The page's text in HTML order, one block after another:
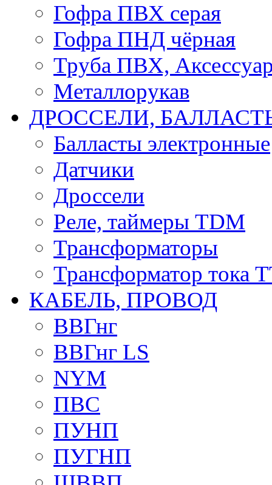
Гофра ПВХ серая
Гофра ПНД чёрная
Труба ПВХ,
Металлорукав
ДРОССЕЛИ,
Балласты электронные
Датчики
Дроссели
Реле, таймеры TDM
Трансформаторы
Трансформатор тока
КАБЕЛЬ, ПРОВОД
ВВГнг
ВВГнг LS
NYM
ПВС
ПУНП
ПУГНП